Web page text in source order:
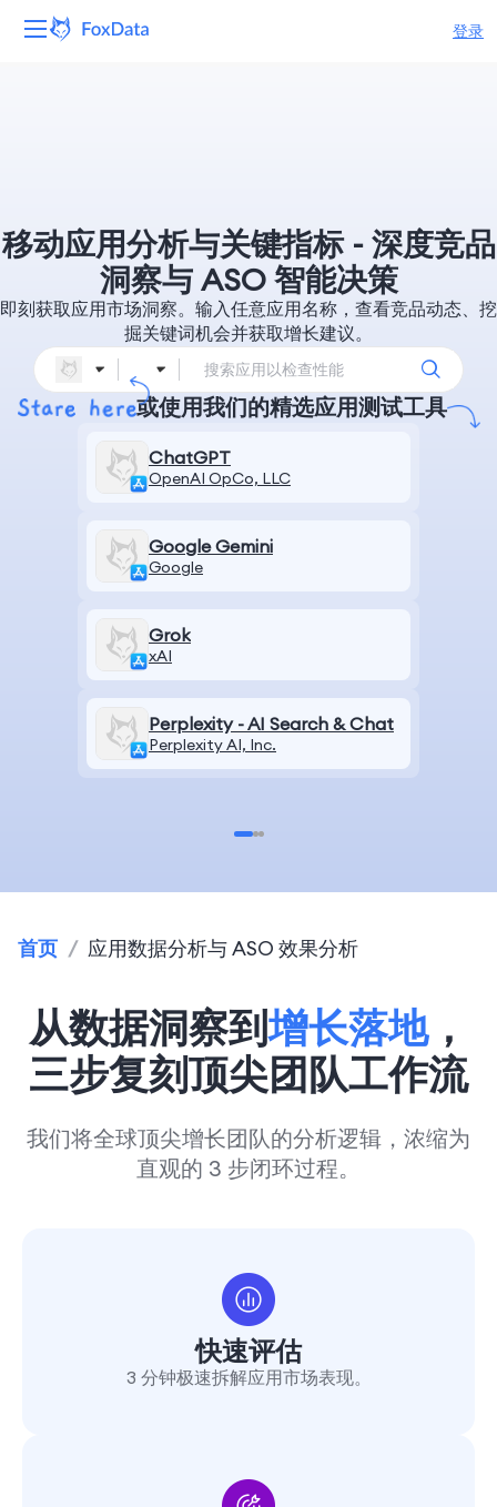
登录
资源
定价
公司
移动应用分析与关键指标 - 深度竞品
洞察与 ASO 智能决策
即刻获取应用市场洞察。输入任意应用名称，查看竞品动态、挖
掘关键词机会并获取增长建议。
或使用我们的精选应用测试工具
ChatGPT
OpenAI OpCo, LLC
Google Gemini
Google
Grok
xAI
Perplexity - AI Search & Chat
Perplexity AI, Inc.
首页 / 应用数据分析与 ASO 效果分析
从数据洞察到增长落地，
三步复刻顶尖团队工作流
我们将全球顶尖增长团队的分析逻辑，浓缩为
直观的 3 步闭环过程。
快速评估
3 分钟极速拆解应用市场表现。